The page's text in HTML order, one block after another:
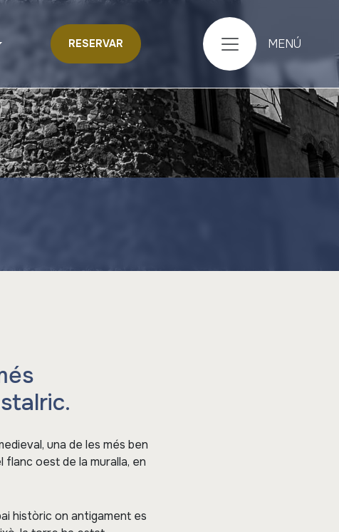
RESERVAR MENÚ
una de les més ben
oest de la muralla, en
històric on antigament es